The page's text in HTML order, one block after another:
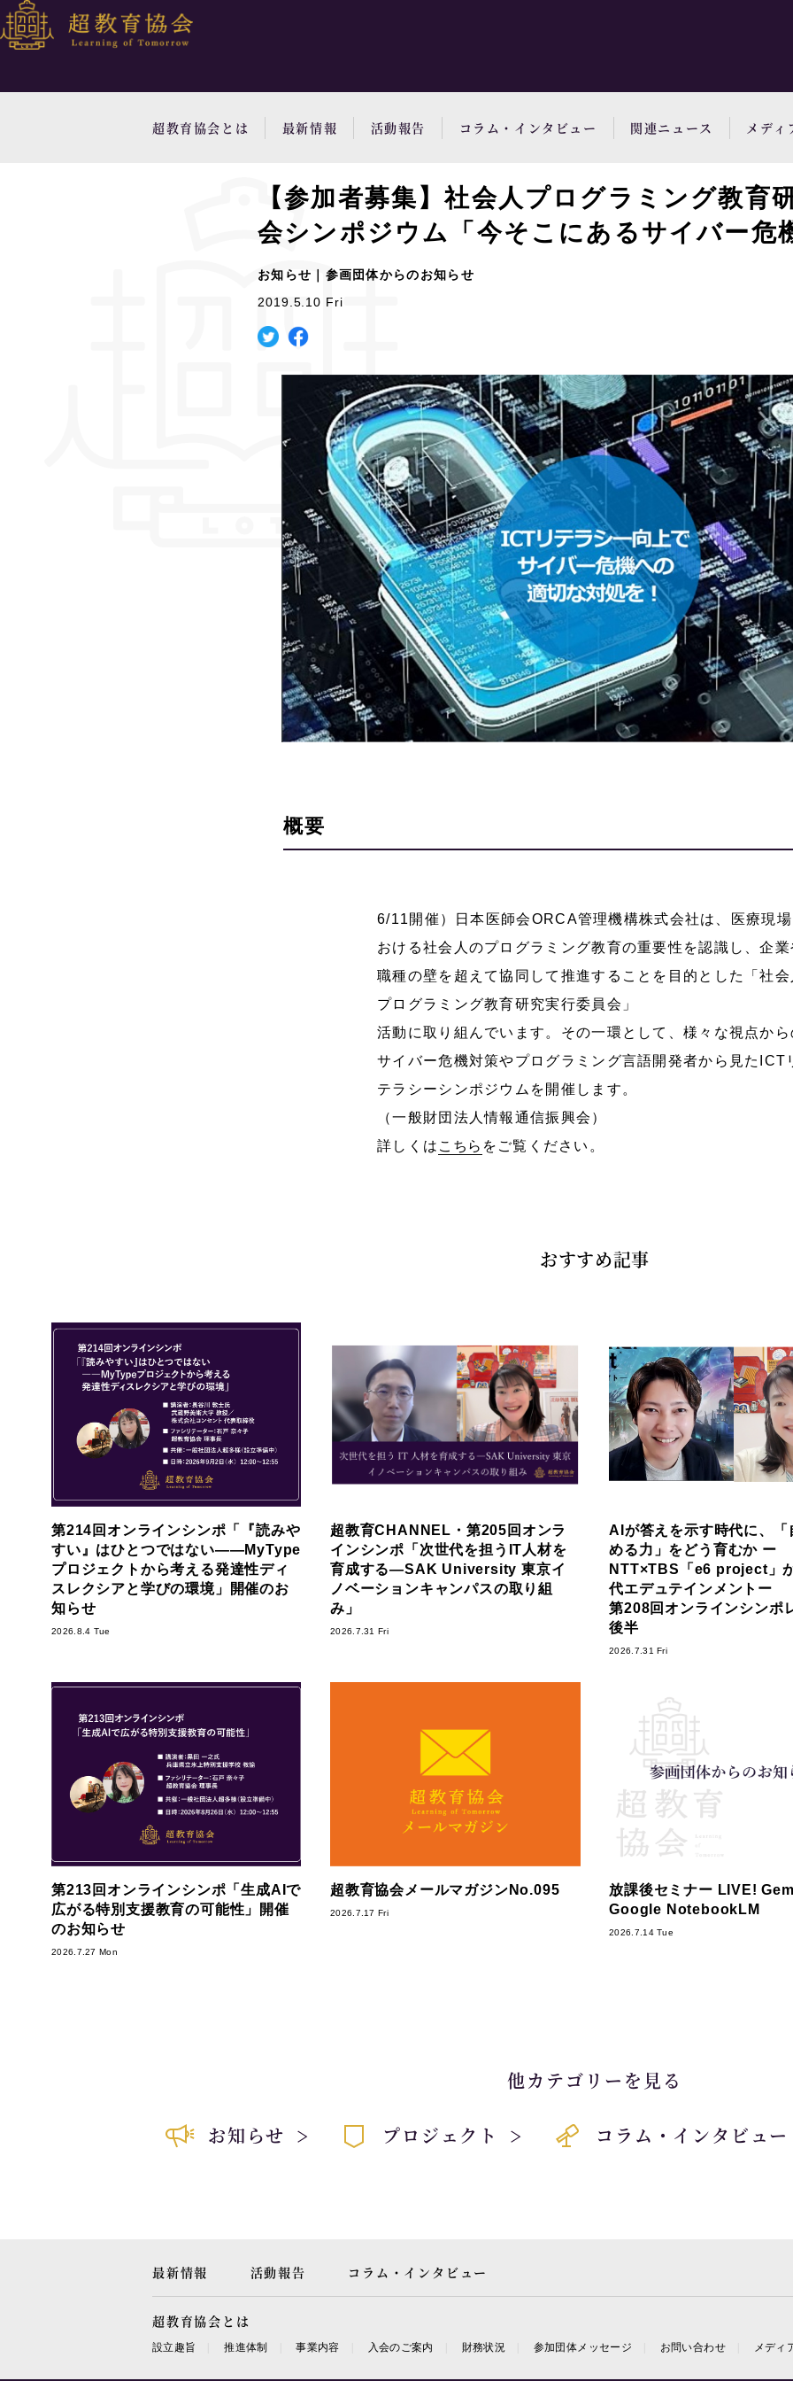
超教育協会とは 最新情報 活動報告 コラム・インタビュー 関連ニュース メディ
【参加者募集】社会人プログラミング教育
会シンポジウム「今そこにあるサイバー危
お知らせ｜参画団体からのお知らせ
2019.5.10 Fri
概要
6/11開催）日本医師会ORCA管理機構株式会社は、医療現場
おける社会人のプログラミング教育の重要性を認識し、企業
職種の壁を超えて協同して推進することを目的とした「社会
プログラミング教育研究実行委員会」
活動に取り組んでいます。その一環として、様々な視点から
サイバー危機対策やプログラミング言語開発者から見たICT
テラシーシンポジウムを開催します。
（一般財団法人情報通信振興会）
詳しくは こちら をご覧ください。
おすすめ記事
第214回オンラインシンポ「『読みや
すい』はひとつではない――MyType
プロジェクトから考える発達性ディ
スレクシアと学びの環境」開催のお
知らせ
2026.8.4 Tue
超教育CHANNEL・第205回オンラ
インシンポ「次世代を担うIT人材を
育成する―SAK University 東京イ
ノベーションキャンパスの取り組
み」
2026.7.31 Fri
AIが答えを示す時代に、「
める力」をどう育むか ー
NTT×TBS「e6 project」
代エデュテインメントー
第208回オンラインシンポ
後半
2026.7.31 Fri
第213回オンラインシンポ「生成AIで
広がる特別支援教育の可能性」開催
のお知らせ
2026.7.27 Mon
超教育協会メールマガジンNo.095
2026.7.17 Fri
放課後セミナー LIVE!
Google NotebookLM
2026.7.14 Tue
他カテゴリーを見る
お知らせ プロジェクト コラム・インタビュー
最新情報 活動報告 コラム・インタビュー
超教育協会とは
設立趣旨 推進体制 事業内容 入会のご案内 財務状況 参加団体メッセージ お問い合わせ メディ